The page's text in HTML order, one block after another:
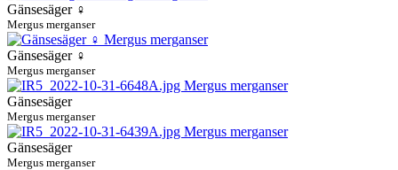
Gänsesäger ♀
Mergus merganser
Gänsesäger ♀
Mergus merganser
Gänsesäger
Mergus merganser
Gänsesäger
Mergus merganser